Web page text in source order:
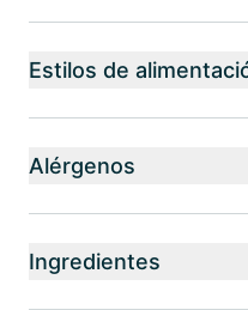
Estilos de
Alérgenos
Ingredientes